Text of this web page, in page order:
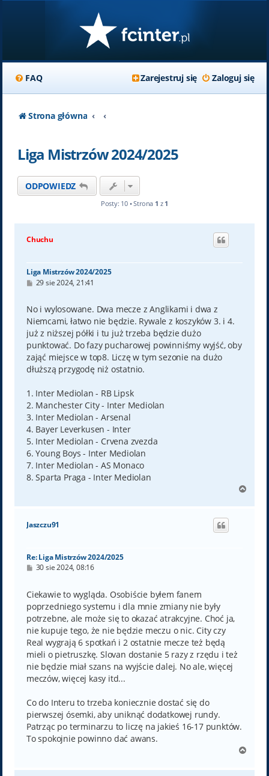
FAQ Zaloguj się
Zarejestruj się
Strona główna
Liga Mistrzów 2024/2025
ODPOWIEDZ
Posty: 10 • Strona 1 z 1
Chuchu
Liga Mistrzów 2024/2025
P
t
29 sie 2024, 21:41
No i wylosowane. Dwa mecze z Anglikami i dwa z
Niemcami, łatwo nie będzie. Rywale z koszyków 3. i 4.
już z niższej półki i tu już trzeba będzie dużo
punktować. Do fazy pucharowej powinniśmy wyjść, oby
zająć miejsce w top8. Liczę w tym sezonie na dużo
dłuższą przygodę niż ostatnio.
1. Inter Mediolan - RB Lipsk
2. Manchester City - Inter Mediolan
3. Inter Mediolan - Arsenal
4. Bayer Leverkusen - Inter
5. Inter Mediolan - Crvena zvezda
6. Young Boys - Inter Mediolan
7. Inter Mediolan - AS Monaco
8. Sparta Praga - Inter Mediolan
g
Jaszczu91
Re: Liga Mistrzów 2024/2025
P
t
30 sie 2024, 08:16
Ciekawie to wygląda. Osobiście byłem fanem
poprzedniego systemu i dla mnie zmiany nie były
potrzebne, ale może się to okazać atrakcyjne. Choć ja,
nie kupuje tego, że nie będzie meczu o nic. City czy
Real wygrają 6 spotkań i 2 ostatnie mecze też będą
mieli o pietruszkę. Slovan dostanie 5 razy z rzędu i też
nie będzie miał szans na wyjście dalej. No ale, więcej
meczów, więcej kasy itd...
Co do Interu to trzeba koniecznie dostać się do
pierwszej ósemki, aby uniknąć dodatkowej rundy.
Patrząc po terminarzu to liczę na jakieś 16-17 punktów.
To spokojnie powinno dać awans.
g